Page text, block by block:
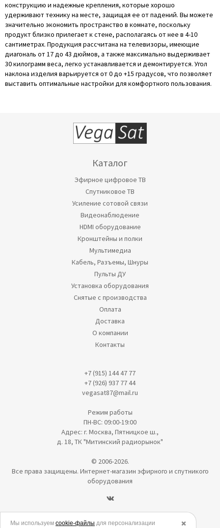
конструкцию и надежные крепления, которые хорошо
удерживают технику на месте, защищая ее от падений. Вы можете
значительно экономить пространство в комнате, поскольку
продукт близко прилегает к стене, располагаясь от нее в 4-10
сантиметрах. Продукция рассчитана на телевизоры, имеющие
диагональ от 17 до 43 дюймов, а также максимально выдерживает
30 килограмм веса, легко устанавливается и демонтируется. Угол
наклона изделия варьируется от 0 до +15 градусов, что позволяет
выставить оптимальные настройки для комфортного пользования.
Каталог
Эфирное цифровое ТВ
Спутниковое ТВ
Усиление сотовой связи
Видеонаблюдение
HDMI оборудование
Кронштейны и полки
Мультимедиа
Кабель, Разъемы, Шнуры
Пульты ДУ
Установка оборудования
Снятые с производства
Оплата
Доставка
О компании
Контакты
+7 (915) 144 47 77
+7 (926) 937 77 44
vegasat87@mail.ru
Режим работы
ПН-ВС: 09:00-19:00
Адрес: г. Москва, Пятницкое ш.,
д. 18, ТК "Митинский радиорынок"
© 2006-2026.
Все права защищены. Интернет-магазин эфирного и спутникого
оборудования
Политика в отношении обработки персональных данных ✖️
Мы используем cookie-файлы для персонализации